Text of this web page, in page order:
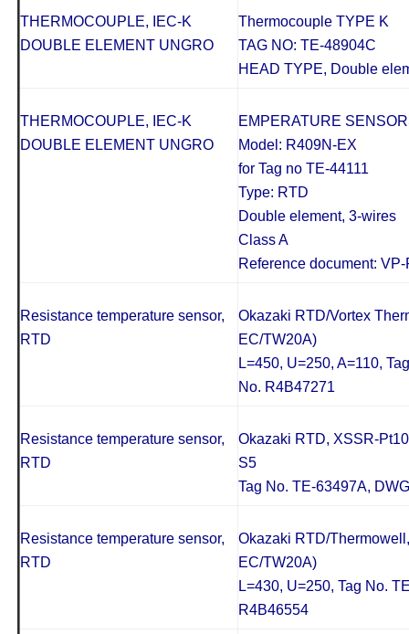
THERMOCOUPLE, IEC-K
DOUBLE ELEMENT UNGRO
Thermocouple TYPE K
TAG NO: TE-48904C
HEAD TYPE, Double
THERMOCOUPLE, IEC-K
DOUBLE ELEMENT UNGRO
EMPERATURE
Model: R409N-EX
for Tag no TE-44111
Type: RTD
Double element, 3-wires
Class A
Reference document:
Resistance temperature sensor,
RTD
Okazaki RTD/Vortex
EC/TW20A)
L=450, U=250, A=110,
No. R4B47271
Resistance temperature sensor,
RTD
Okazaki RTD, XSSR-
S5
Tag No. TE-63497A,
Resistance temperature sensor,
RTD
Okazaki RTD/
EC/TW20A)
L=430, U=250, Tag No.
R4B46554